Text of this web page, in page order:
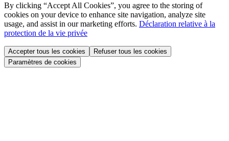
By clicking “Accept All Cookies”, you agree to the storing of
cookies on your device to enhance site navigation, analyze site
usage, and assist in our marketing efforts. Déclaration relative à la
protection de la vie privée
Accepter tous les cookies
Refuser tous les cookies
Paramètres de cookies